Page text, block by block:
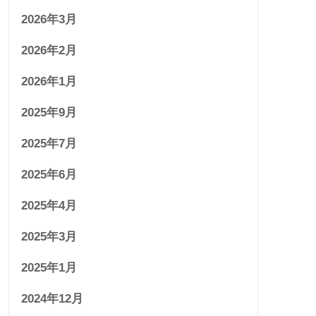
2026年3月
2026年2月
2026年1月
2025年9月
2025年7月
2025年6月
2025年4月
2025年3月
2025年1月
2024年12月